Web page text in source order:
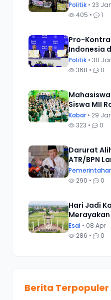
Damai,
Alokasi
Politik • 23
405 •
1
Pro-
Indonesia
Politik • 30
368 •
0
Mahasiswa
Siswa MII
Bullying
Kabar • 29
323 •
0
Darurat
ATR/BPN
Daerah
LP2B
290 •
0
Hari Jadi
Buruh
Esai • 08 Apr
286 •
0
Berita Terpopuler